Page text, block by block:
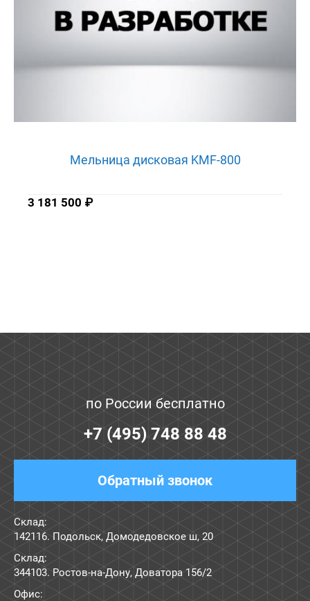
Мельница дисковая KMF-800
3 181 500 ₽
по России бесплатно
+7 (495) 748 88 48
Обратный звонок
Склад:
142116. Подольск, Домодедовское ш, 20
Склад:
344103. Ростов-на-Дону, Доватора 156/2
Офис: